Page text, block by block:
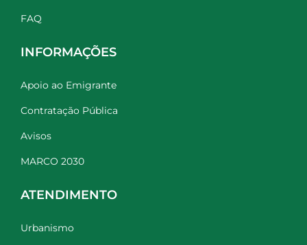
FAQ
INFORMAÇÕES
Apoio ao Emigrante
Contratação Pública
Avisos
MARCO 2030
ATENDIMENTO
Urbanismo